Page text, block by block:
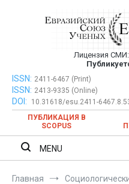
публикация
Лицензия СМИ:
Евразийский Союз
ISSN: 2411-6467 (Print)
ISSN: 2413-9335 (Online)
DOI:
10.31618/esu.2411-
ПУБЛИКАЦИЯ В
SCOPUS
MENU
Главная